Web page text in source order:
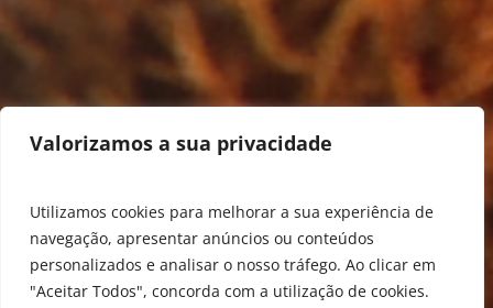
Valorizamos a sua privacidade
Utilizamos cookies para melhorar a sua experiência de
navegação, apresentar anúncios ou conteúdos
personalizados e analisar o nosso tráfego. Ao clicar em
"Aceitar Todos", concorda com a utilização de cookies.